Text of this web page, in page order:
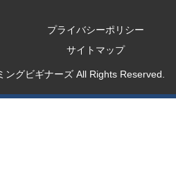
プライバシーポリシー
サイトマップ
グビギナーズ All Rights Reserved.